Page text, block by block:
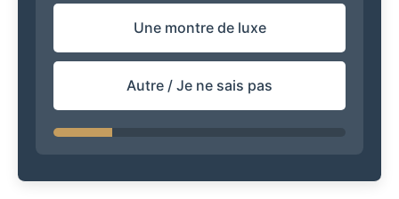
Une montre de luxe
Autre / Je ne sais pas